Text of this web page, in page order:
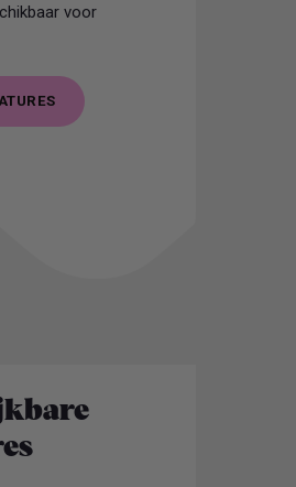
voor